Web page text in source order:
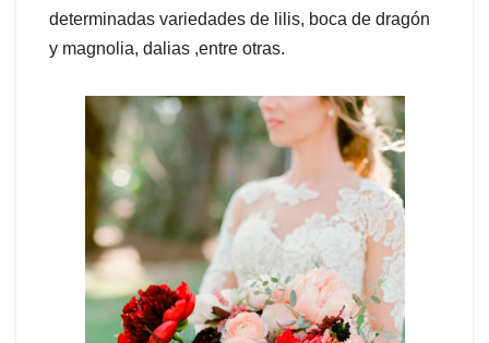
determinadas variedades de lilis, boca de dragón
y magnolia, dalias ,entre otras.